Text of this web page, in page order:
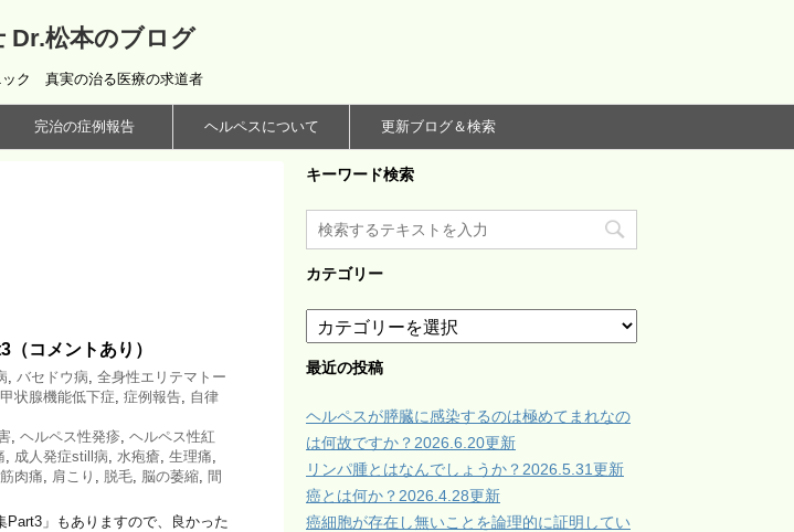
Dr.松本のブログ
ック 真実の治る医療の求道者
完治の症例報告 ヘルペスについて 更新ブログ＆検索
コメントあり）
, バセドウ病, 全身性エリテマトー
甲状腺機能低下症, 症例報告, 自律
, ヘルペス性発疹, ヘルペス性紅
, 成人発症still病, 水疱瘡, 生理痛,
筋肉痛, 肩こり , 脱毛, 脳の萎縮, 間
Part3」もありますので、良かった
キーワード検索
カテゴリー
テ
ゴ
ー
最近の投稿
ヘルペスが膵臓に感染するのは極めてまれなの
は何故ですか？2026.6.20更新
リンパ腫とはなんでしょうか？2026.5.31更新
癌とは何か？2026.4.28更新
癌細胞が存在し無いことを論理的に証明してい